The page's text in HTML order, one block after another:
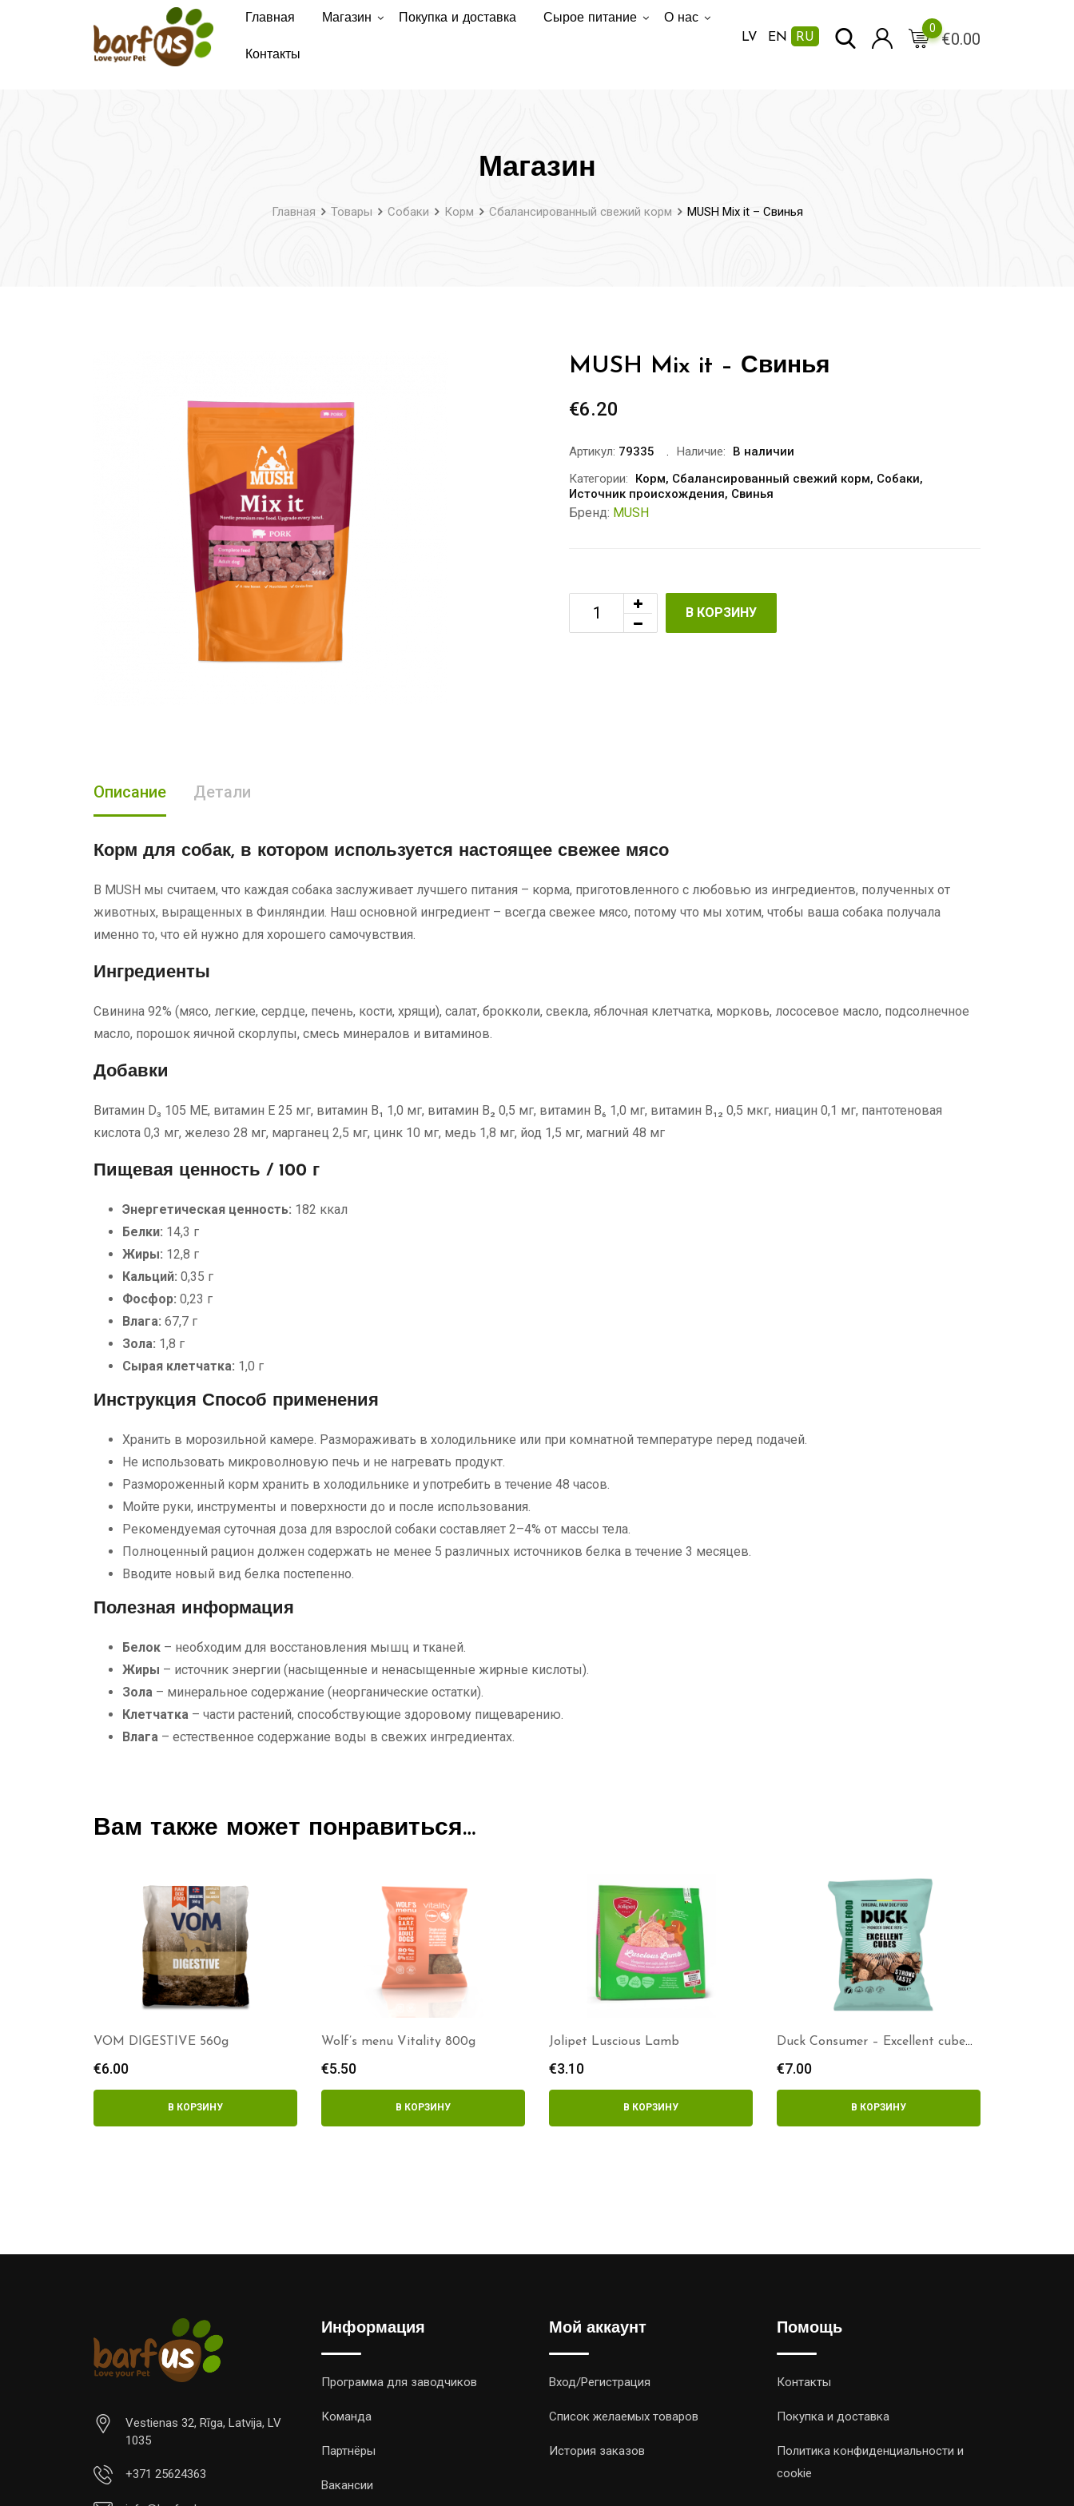
Главная Магазин Покупка и доставка Сырое питание О нас
Контакты
LV EN RU €0.00
0
Магазин
Главная Товары Собаки Корм Сбалансированный свежий корм MUSH Mix it – Свинья
MUSH Mix it – Свинья
€6.20
Артикул: 79335 Наличие:
В наличии
Категории:
Корм, Сбалансированный свежий корм, Собаки,
Источник происхождения, Свинья
Бренд: MUSH
В КОРЗИНУ
Описание Детали
Корм для собак, в котором используется настоящее свежее мясо
В MUSH мы считаем, что каждая собака заслуживает лучшего питания – корма, приготовленного с любовью из ингредиентов, полученных от
животных, выращенных в Финляндии. Наш основной ингредиент – всегда свежее мясо, потому что мы хотим, чтобы ваша собака получала
именно то, что ей нужно для хорошего самочувствия.
Ингредиенты
Свинина 92% (мясо, легкие, сердце, печень, кости, хрящи), салат, брокколи, свекла, яблочная клетчатка, морковь, лососевое масло, подсолнечное
масло, порошок яичной скорлупы, смесь минералов и витаминов.
Добавки
Витамин D₃ 105 МЕ, витамин E 25 мг, витамин B₁ 1,0 мг, витамин B₂ 0,5 мг, витамин B₆ 1,0 мг, витамин B₁₂ 0,5 мкг, ниацин 0,1 мг, пантотеновая
кислота 0,3 мг, железо 28 мг, марганец 2,5 мг, цинк 10 мг, медь 1,8 мг, йод 1,5 мг, магний 48 мг
Пищевая ценность / 100 г
Энергетическая ценность: 182 ккал
Белки: 14,3 г
Жиры: 12,8 г
Кальций: 0,35 г
Фосфор: 0,23 г
Влага: 67,7 г
Зола: 1,8 г
Сырая клетчатка: 1,0 г
Инструкция Способ применения
Хранить в морозильной камере. Размораживать в холодильнике или при комнатной температуре перед подачей.
Не использовать микроволновую печь и не нагревать продукт.
Размороженный корм хранить в холодильнике и употребить в течение 48 часов.
Мойте руки, инструменты и поверхности до и после использования.
Рекомендуемая суточная доза для взрослой собаки составляет 2–4% от массы тела.
Полноценный рацион должен содержать не менее 5 различных источников белка в течение 3 месяцев.
Вводите новый вид белка постепенно.
Полезная информация
Белок – необходим для восстановления мышц и тканей.
Жиры – источник энергии (насыщенные и ненасыщенные жирные кислоты).
Зола – минеральное содержание (неорганические остатки).
Клетчатка – части растений, способствующие здоровому пищеварению.
Влага – естественное содержание воды в свежих ингредиентах.
Вам также может понравиться…
VOM DIGESTIVE 560g
€6.00
В КОРЗИНУ
Wolf’s menu Vitality 800g
€5.50
В КОРЗИНУ
Jolipet Luscious Lamb
€3.10
В КОРЗИНУ
Duck Consumer – Excellent cubes
€7.00
В КОРЗИНУ
Vestienas 32, Rīga, Latvija, LV
1035
+371 25624363
Информация
Программа для заводчиков
Команда
Партнёры
Вакансии
Мой аккаунт
Вход/Регистрация
Список желаемых товаров
История заказов
Помощь
Контакты
Покупка и доставка
Политика конфиденциальности и
cookie